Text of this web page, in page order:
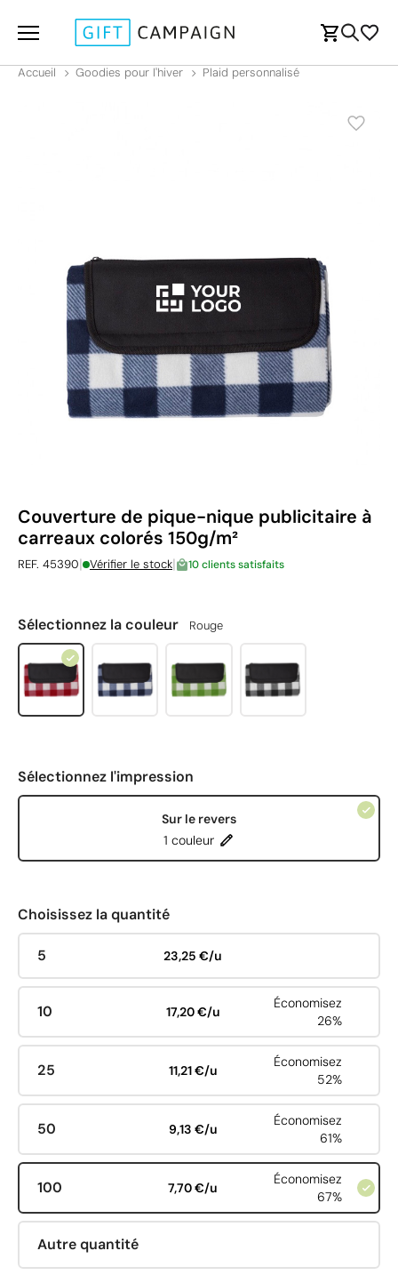
Accueil Goodies pour l'hiver Plaid personnalisé
Couverture de pique-nique publicitaire à
carreaux colorés 150g/m²
REF. 45390| Vérifier le stock| 10 clients satisfaits
Sélectionnez la couleur Rouge
Sélectionnez l'impression
Sur le revers
1 couleur
Choisissez la quantité
5 23,25 €/u
10 17,20 €/u
Économisez
26%
25 11,21 €/u
Économisez
52%
50 9,13 €/u
Économisez
61%
100 7,70 €/u
Économisez
67%
Autre quantité